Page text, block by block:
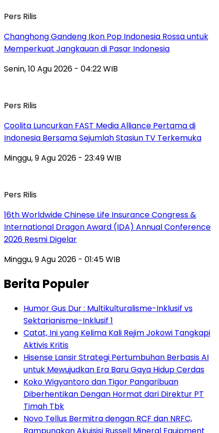
Pers Rilis
Changhong Gandeng Ikon Pop Indonesia Rossa untuk
Memperkuat Jangkauan di Pasar Indonesia
Senin, 10 Agu 2026 - 04:22 WIB
Pers Rilis
Coolita Luncurkan FAST Media Alliance Pertama di
Indonesia Bersama Sejumlah Stasiun TV Terkemuka
Minggu, 9 Agu 2026 - 23:49 WIB
Pers Rilis
16th Worldwide Chinese Life Insurance Congress &
International Dragon Award (IDA) Annual Conference
2026 Resmi Digelar
Minggu, 9 Agu 2026 - 01:45 WIB
Berita Populer
Humor Gus Dur : Multikulturalisme-Inklusif vs
Sektarianisme-Inklusif 1
Catat, Ini yang Kelima Kali Rejim Jokowi Tangkapi
Aktivis Kritis
Hisense Lansir Strategi Pertumbuhan Berbasis AI
untuk Mewujudkan Era Baru Gaya Hidup Cerdas
Koko Wigyantoro dan Tigor Pangaribuan
Diberhentikan Dengan Hormat dari Direktur PT
Timah Tbk
Novo Tellus Bermitra dengan RCF dan NRFC,
Rampungkan Akuisisi Russell Mineral Equipment